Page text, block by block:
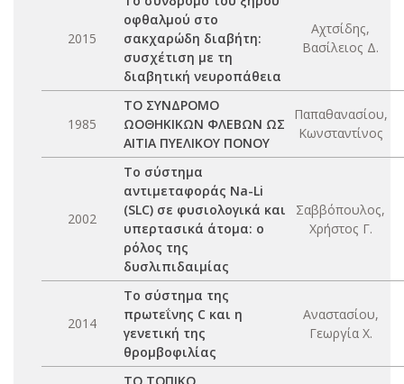
2015
οφθαλμού στο
σακχαρώδη διαβήτη:
συσχέτιση με τη
διαβητική νευροπάθεια
Αχτσίδης,
Βασίλειος Δ.
1985
ΤΟ ΣΥΝΔΡΟΜΟ
ΩΟΘΗΚΙΚΩΝ ΦΛΕΒΩΝ ΩΣ
ΑΙΤΙΑ ΠΥΕΛΙΚΟΥ ΠΟΝΟΥ
Παπαθανασίου,
Κωνσταντίνος
2002
Το σύστημα
αντιμεταφοράς Na-Li
(SLC) σε φυσιολογικά και
υπερτασικά άτομα: ο
ρόλος της
δυσλιπιδαιμίας
Σαββόπουλος,
Χρήστος Γ.
2014
Το σύστημα της
πρωτεΐνης C και η
γενετική της
θρομβοφιλίας
Αναστασίου,
Γεωργία Χ.